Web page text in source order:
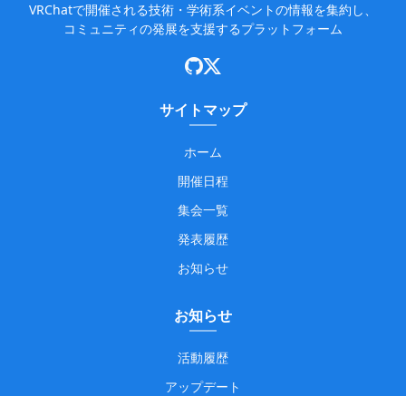
VRChatで開催される技術・学術系イベントの情報を集約し、
コミュニティの発展を支援するプラットフォーム
サイトマップ
ホーム
開催日程
集会一覧
発表履歴
お知らせ
お知らせ
活動履歴
アップデート